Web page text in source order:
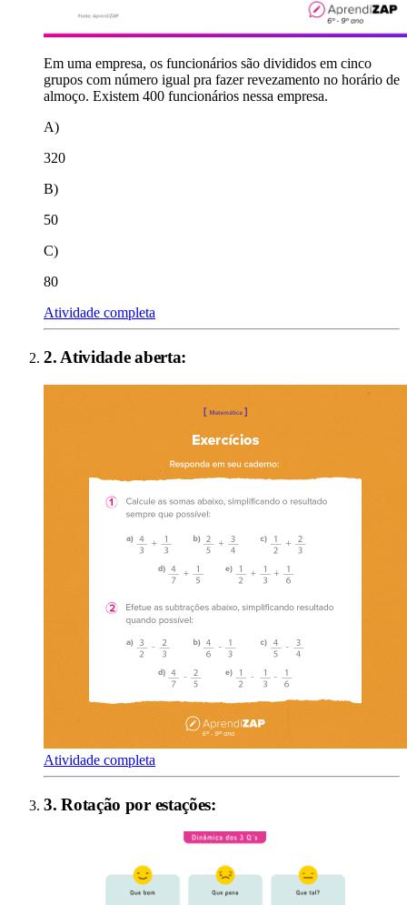
Em uma empresa, os funcionários são divididos em cinco
grupos com número igual pra fazer revezamento no horário de
almoço. Existem 400 funcionários nessa empresa.
A)
320
B)
50
C)
80
Atividade completa
2. Atividade aberta:
Atividade completa
3.Rotação por estações: